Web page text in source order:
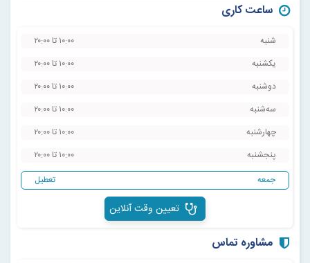
ساعت کاری
شنبه
۱۰:۰۰ تا ۲۰:۰۰
یکشنبه
۱۰:۰۰ تا ۲۰:۰۰
دوشنبه
۱۰:۰۰ تا ۲۰:۰۰
سه‌شنبه
۱۰:۰۰ تا ۲۰:۰۰
چهارشنبه
۱۰:۰۰ تا ۲۰:۰۰
پنجشنبه
۱۰:۰۰ تا ۲۰:۰۰
جمعه
‌تعطیل
تعیین وقت آنلاین
مشاوره تماس